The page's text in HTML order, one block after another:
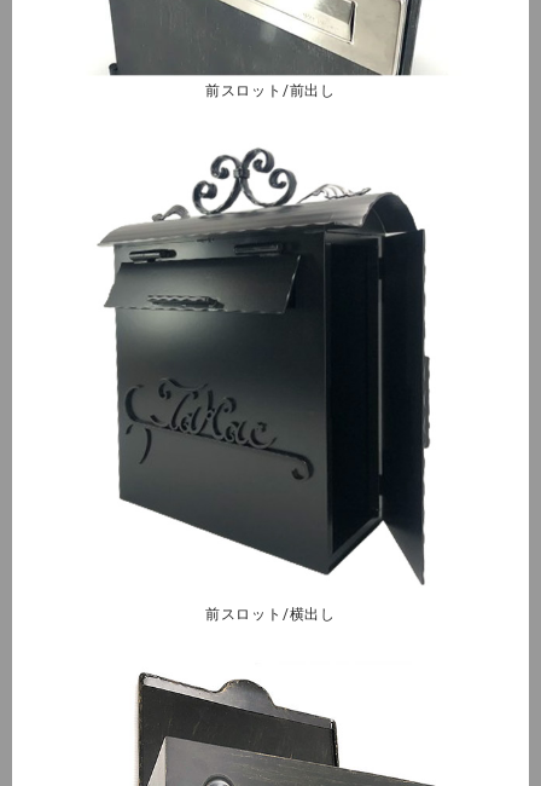
前スロット/前出し
前スロット/横出し